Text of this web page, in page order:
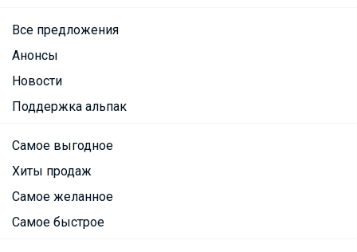
Все предложения
Анонсы
Новости
Поддержка альпак
Самое выгодное
Хиты продаж
Самое желанное
Самое быстрое